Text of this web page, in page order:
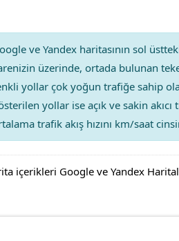
ve Yandex haritasının sol
üzerinde, ortada bulunan
yollar çok yoğun trafiğe sahip
yollar ise açık ve sakin
trafik akış hızını km/saat
içerikleri Google ve Yandex